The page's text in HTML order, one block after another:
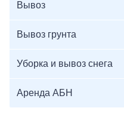
Вывоз
Вывоз грунта
Уборка и вывоз снега
Аренда АБН